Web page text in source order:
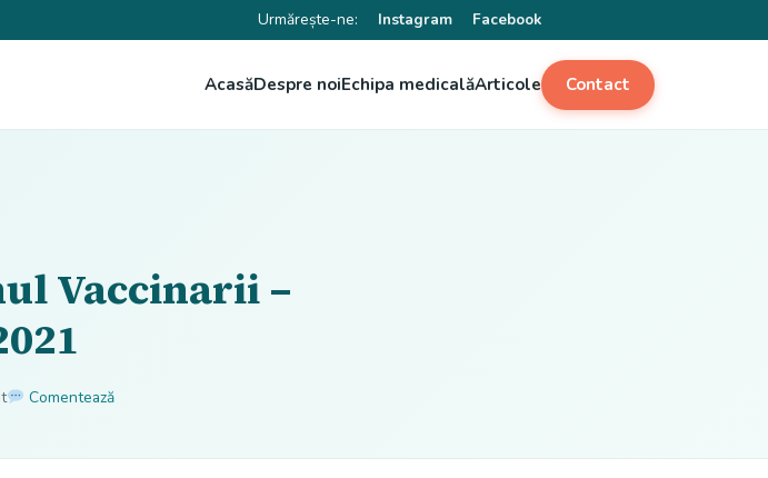
Urmărește-ne: Instagram Facebook
AcasăDespre noiEchipa medicalăArticole Contact
Vaccinarii –
Comentează